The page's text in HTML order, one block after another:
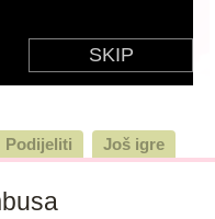
Podijeliti Još igre